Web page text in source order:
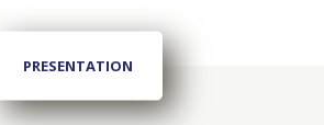
PRESENTATION